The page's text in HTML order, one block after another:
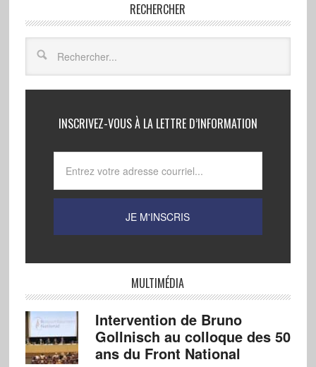
RECHERCHER
INSCRIVEZ-VOUS À LA LETTRE D’INFORMATION
MULTIMÉDIA
Intervention de Bruno
Gollnisch au colloque des 50
ans du Front National